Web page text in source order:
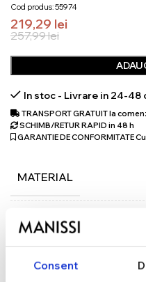
Consent
Cod produs: 55974
257,99lei
219,29 lei
In stoc - Livrare in 24-48
TRANSPORT GRATUIT la
SCHIMB/RETUR RAPID in 48 h
GARANTIE DE CONFORMITATE
MATERIAL
CULOARE
LUNGIME